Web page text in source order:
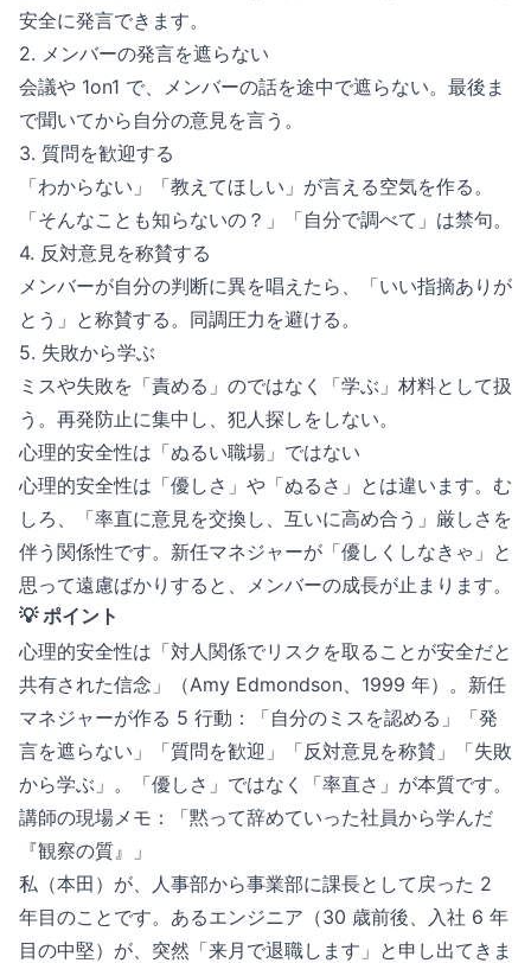
安全に発言できます。
2. メンバーの発言を遮らない
会議や 1on1 で、メンバーの話を途中で遮らない。最後ま
で聞いてから自分の意見を言う。
3. 質問を歓迎する
「わからない」「教えてほしい」が言える空気を作る。
「そんなことも知らないの？」「自分で調べて」は禁句。
4. 反対意見を称賛する
メンバーが自分の判断に異を唱えたら、「いい指摘ありが
とう」と称賛する。同調圧力を避ける。
5. 失敗から学ぶ
ミスや失敗を「責める」のではなく「学ぶ」材料として扱
う。再発防止に集中し、犯人探しをしない。
心理的安全性は「ぬるい職場」ではない
心理的安全性は「優しさ」や「ぬるさ」とは違います。む
しろ、「率直に意見を交換し、互いに高め合う」厳しさを
伴う関係性です。新任マネジャーが「優しくしなきゃ」と
思って遠慮ばかりすると、メンバーの成長が止まります。
💡 ポイント
心理的安全性は「対人関係でリスクを取ることが安全だと
共有された信念」（Amy Edmondson、1999 年）。新任
マネジャーが作る 5 行動：「自分のミスを認める」「発
言を遮らない」「質問を歓迎」「反対意見を称賛」「失敗
から学ぶ」。「優しさ」ではなく「率直さ」が本質です。
講師の現場メモ：「黙って辞めていった社員から学んだ
『観察の質』」
私（本田）が、人事部から事業部に課長として戻った 2
年目のことです。あるエンジニア（30 歳前後、入社 6 年
目の中堅）が、突然「来月で退職します」と申し出てきま